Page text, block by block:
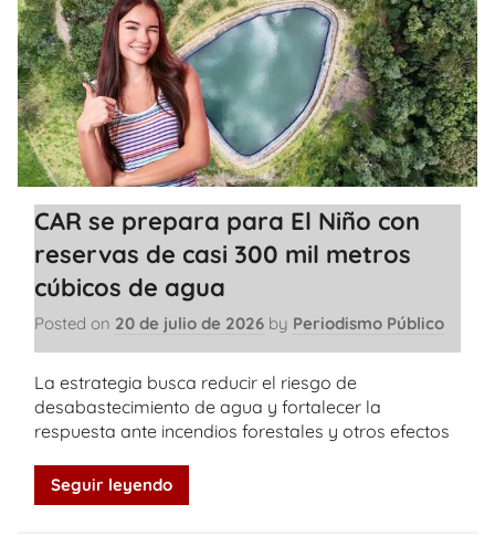
CAR se prepara para El Niño con
reservas de casi 300 mil metros
cúbicos de agua
Posted on 20 de julio de 2026 by Periodismo Público
La estrategia busca reducir el riesgo de
desabastecimiento de agua y fortalecer la
respuesta ante incendios forestales y otros efectos
Seguir leyendo